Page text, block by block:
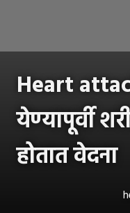
Heart
येण्यापूर्वी
होतात वेदना